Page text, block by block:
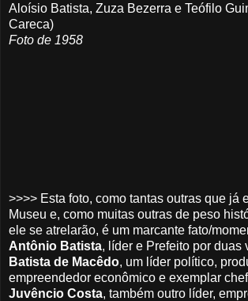
Aloísio Batista, Zuza Bezerra e Teófilo
Careca)
Foto de 1958
>>>> Esta foto, como tantas outras que já
Museu e, como muitas outras de peso
ele se atrelarão, é um marcante fato/
Antônio Batista, líder e Prefeito por duas
Batista de Macêdo, um líder político,
empreendedor econômico e exemplar
Juvêncio Costa, também outro líder,